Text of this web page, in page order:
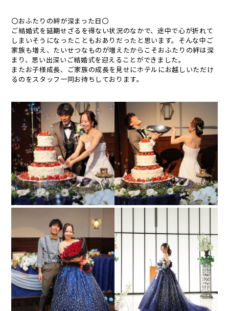
〇おふたりの絆が深まった日〇
ご結婚式を延期せざるを得ない状況のなかで、途中で心が折れて
しまいそうになったこともおありだったと思います。そんな中ご
家族も増え、たいせつなものが増えたからこそおふたりの絆は深
まり、思い出深いご結婚式を迎えることができました。
またお子様成長、ご家族の成長を見せにホテルにお越しいただけ
るのをスタッフ一同お待ちしております。